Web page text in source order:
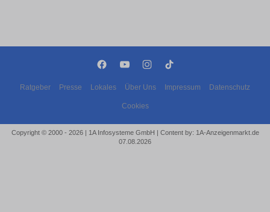
Ratgeber Presse Lokales Über Uns Impressum Datenschutz
Cookies
Copyright © 2000 - 2026 | 1A Infosysteme GmbH | Content by: 1A-Anzeigenmarkt.de
07.08.2026